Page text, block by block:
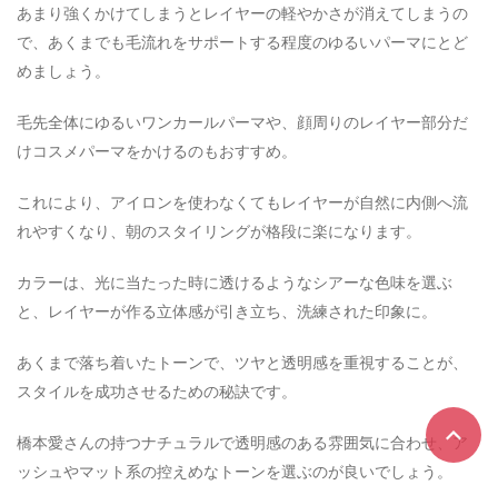
あまり強くかけてしまうとレイヤーの軽やかさが消えてしまうの
で、あくまでも毛流れをサポートする程度のゆるいパーマにとど
めましょう。
毛先全体にゆるいワンカールパーマや、顔周りのレイヤー部分だ
けコスメパーマをかけるのもおすすめ。
これにより、アイロンを使わなくてもレイヤーが自然に内側へ流
れやすくなり、朝のスタイリングが格段に楽になります。
カラーは、光に当たった時に透けるようなシアーな色味を選ぶ
と、レイヤーが作る立体感が引き立ち、洗練された印象に。
あくまで落ち着いたトーンで、ツヤと透明感を重視することが、
スタイルを成功させるための秘訣です。
橋本愛さんの持つナチュラルで透明感のある雰囲気に合わせ、ア
ッシュやマット系の控えめなトーンを選ぶのが良いでしょう。